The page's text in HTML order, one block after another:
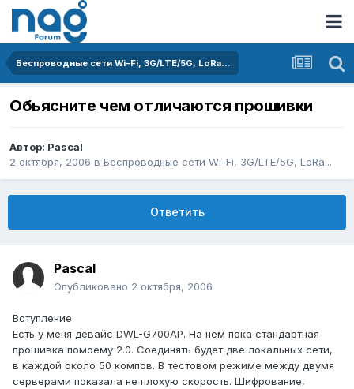
Беспроводные сети Wi-Fi, 3G/LTE/5G, LoRa...
Обьясните чем отличаются прошивки
Автор: Pascal
2 октября, 2006 в Беспроводные сети Wi-Fi, 3G/LTE/5G, LoRa...
Ответить
Pascal
Опубликовано 2 октября, 2006
Вступление
Есть у меня девайс DWL-G700AP. На нем пока стандартная
прошивка помоему 2.0. Соединять будет две локальных сети,
в каждой около 50 компов. В тестовом режиме между двумя
серверами показала не плохую скорость. Шифрование,